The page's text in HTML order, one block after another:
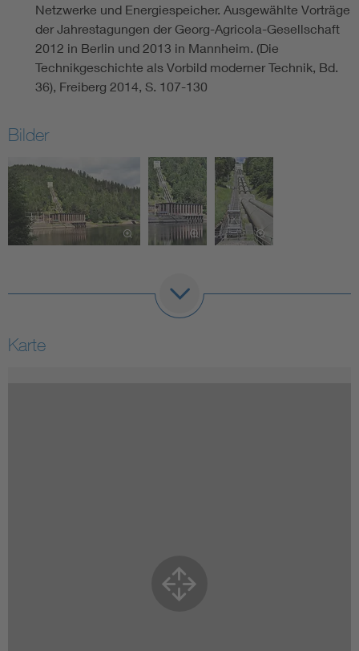
Netzwerke und Energiespeicher. Ausgewählte Vorträge
der Jahrestagungen der Georg-Agricola-Gesellschaft
2012 in Berlin und 2013 in Mannheim. (Die
Technikgeschichte als Vorbild moderner Technik, Bd.
36), Freiberg 2014, S. 107-130
Bilder
Karte